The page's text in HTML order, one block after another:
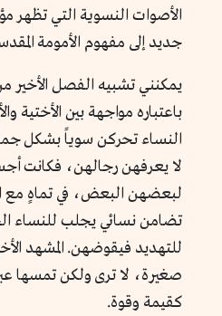
الأصوات النسوية التي تظهر
جديد إلى مفهوم الأمومة
يمكنني تشبيه الفصل الأخير
باعتباره مواجهة بين الأختية
النساء تحركن سوياً بشكل
لا يعرفهن رجالهن، فكانت
لبعضهن البعض، في تماهٍ مع
تضامن نسائي يجلب للنساء
للتهديد فيقوضهن. المشهد
صغيرة، لا ترى ولكن تمسها
كقيمة وقوة.